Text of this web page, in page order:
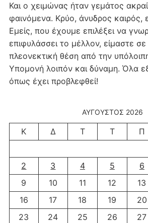
Και ο χειμώνας ήταν γεμάτος
φαινόμενα. Κρύο, άνυδρος καιρός,
Εμείς, που έχουμε επιλέξει να
επιφυλάσσει το μέλλον, είμαστε
πλεονεκτική θέση από την
Υπομονή λοιπόν και δύναμη. Όλα
όπως έχει προβλεφθεί!
ΑΎΓΟΥΣΤΟΣ 2026
Κ Δ Τ Τ Π
2
3 4 5 6
9
10 11 12 13
16
17 18 19 20
23
24 25 26 27